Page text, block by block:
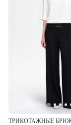
ТРИКОТАЖНЫЕ